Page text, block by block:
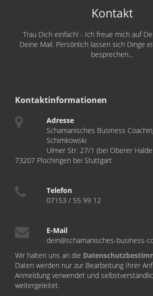
Kontakt
Trau Dich einfach! - Ich freue mich auf
Deine Mail. Persönlich lassen sich Dinge
besprechen...
Kontaktinformationen
Adresse
Schamanisches Business
Schimkowski
Ulmer Str. 27/1 (bei Oberer
73207 Plochingen bei Stuttgart
Telefon
07153 / 55 99 12
E-Mail
dein@schamanisches-business-
Wir halten uns an die
Daten werden nur zur Bearbeitung Ihrer
Anmeldung verwendet und
weitergeleitet.